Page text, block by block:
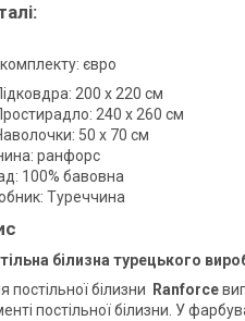
євро
200 х 220 см
240 х 260 см
50 х 70 см
ранфорс
100% бавовна
Туреччина
білизна турецького
постільної білизни
Ranforce
постільної білизни. У